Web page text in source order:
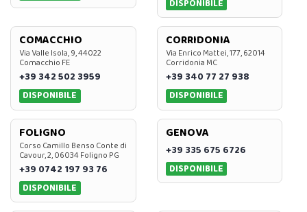
DISPONIBILE
COMACCHIO
Via Valle Isola, 9, 44022
Comacchio FE
+39 342 502 3959
DISPONIBILE
CORRIDONIA
Via Enrico Mattei, 177, 62014
Corridonia MC
+39 340 77 27 938
DISPONIBILE
FOLIGNO
Corso Camillo Benso Conte di
Cavour, 2, 06034 Foligno PG
+39 0742 197 93 76
DISPONIBILE
GENOVA
+39 335 675 6726
DISPONIBILE